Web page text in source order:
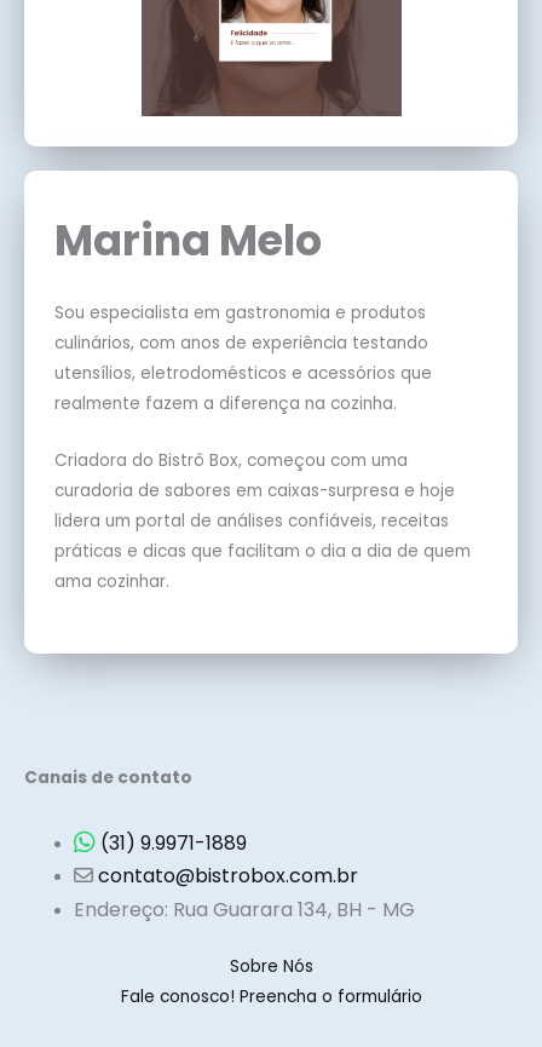
Marina Melo
Sou especialista em gastronomia e produtos
culinários, com anos de experiência testando
utensílios, eletrodomésticos e acessórios que
realmente fazem a diferença na cozinha.
Criadora do Bistrô Box, começou com uma
curadoria de sabores em caixas-surpresa e hoje
lidera um portal de análises confiáveis, receitas
práticas e dicas que facilitam o dia a dia de quem
ama cozinhar.
Canais de contato
(31) 9.9971-1889
contato@bistrobox.com.br
Endereço: Rua Guarara 134, BH - MG
Sobre Nós
Fale conosco! Preencha o formulário